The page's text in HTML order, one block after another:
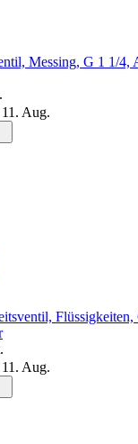
Messing, G 1 1/4,
Aug.
Flüssigkeiten,
Aug.